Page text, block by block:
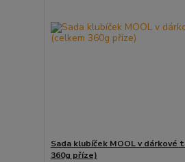
Sada klubíček MOOL v dárkové
360g příze)